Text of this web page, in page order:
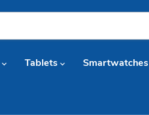
Tablets Smartwatches